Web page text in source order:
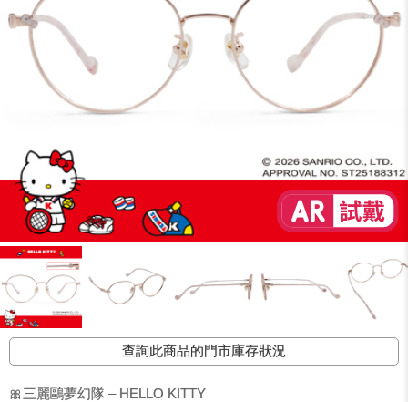
查詢此商品的門市庫存狀況
🎀三麗鷗夢幻隊 – HELLO KITTY